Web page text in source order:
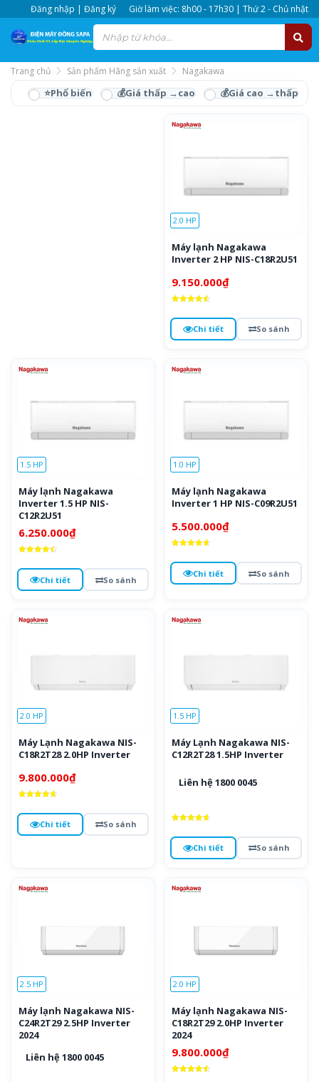
Đăng nhập | Đăng ký Giờ làm việc: 8h00 - 17h30 | Thứ 2 - Chủ nhật
Trang chủ Sản phẩm Hãng sản xuất Nagakawa
Nagakawa
2.0 HP
Máy lạnh Nagakawa
Inverter 2 HP NIS-C18R2U51
9.150.000₫
5 saoChi tiết So sánh
1.5 HP
Máy lạnh Nagakawa
Inverter 1.5 HP NIS-
C12R2U51
6.250.000₫
hạng
5 saoChi tiết So sánh
1.0 HP
Máy lạnh Nagakawa
Inverter 1 HP NIS-C09R2U51
5.500.000₫
hạng
5 saoChi tiết So sánh
2.0 HP
Máy Lạnh Nagakawa NIS-
C18R2T28 2.0HP Inverter
9.800.000₫
5 saoChi tiết So sánh
1.5 HP
Máy Lạnh Nagakawa NIS-
C12R2T28 1.5HP Inverter
Liên hệ 1800 0045
5 saoChi tiết So sánh
2.5 HP
Máy lạnh Nagakawa NIS-
C24R2T29 2.5HP Inverter
2024
Liên hệ 1800 0045
2.0 HP
Máy lạnh Nagakawa NIS-
C18R2T29 2.0HP Inverter
2024
9.800.000₫